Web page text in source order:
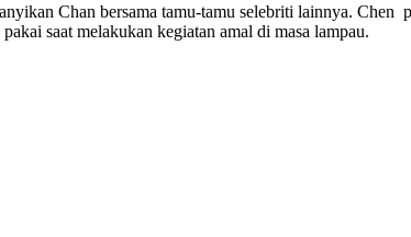
Chan bersama tamu-tamu selebriti lainnya. Chen
saat melakukan kegiatan amal di masa lampau.